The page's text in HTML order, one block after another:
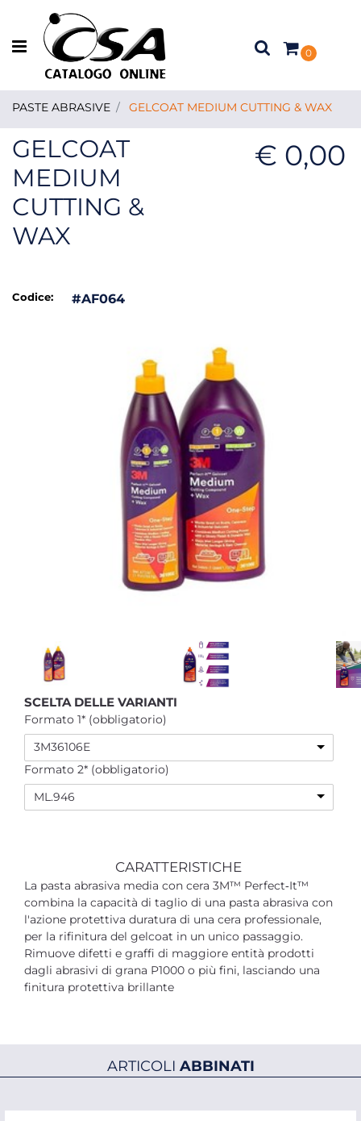
Open menu
0
PASTE ABRASIVE GELCOAT MEDIUM CUTTING & WAX
GELCOAT
MEDIUM
CUTTING &
WAX
€ 0,00
Codice: #AF064
SCELTA DELLE VARIANTI
Formato 1* (obbligatorio)
3M36106E
Formato 2* (obbligatorio)
ML.946
CARATTERISTICHE
La pasta abrasiva media con cera 3M™ Perfect‐It™
combina la capacità di taglio di una pasta abrasiva con
l'azione protettiva duratura di una cera professionale,
per la rifinitura del gelcoat in un unico passaggio.
Rimuove difetti e graffi di maggiore entità prodotti
dagli abrasivi di grana P1000 o più fini, lasciando una
finitura protettiva brillante
ARTICOLI ABBINATI